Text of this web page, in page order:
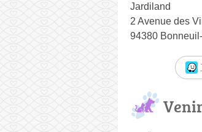
Jardiland
2 Avenue des
94380